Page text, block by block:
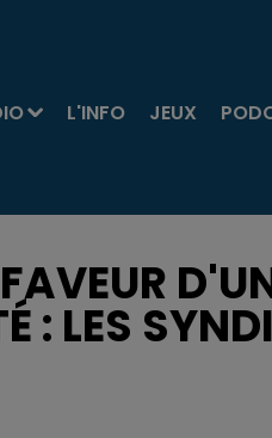
L'INFO JEUX
: LES